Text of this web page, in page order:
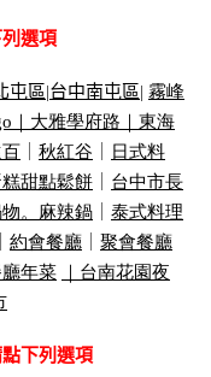
選項
屯區|台中南屯區| 霧峰
大雅學府路｜ 東海
秋紅谷
日式料
甜點鬆餅
台中市長
。麻辣鍋
泰式料理
約會餐廳
聚會餐廳
年菜
台南花園夜
下列選項